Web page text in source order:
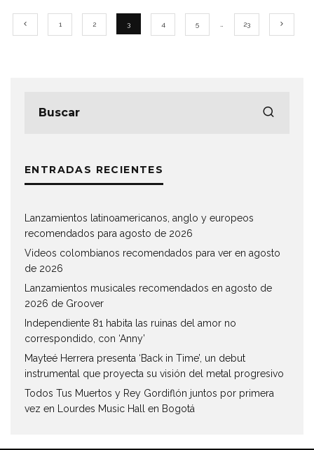
1 2 3 4 5 23
ENTRADAS RECIENTES
Lanzamientos latinoamericanos, anglo y europeos
recomendados para agosto de 2026
Videos colombianos recomendados para ver en agosto
de 2026
Lanzamientos musicales recomendados en agosto de
2026 de Groover
Independiente 81 habita las ruinas del amor no
correspondido, con ‘Anny’
Mayteé Herrera presenta ‘Back in Time’, un debut
instrumental que proyecta su visión del metal progresivo
Todos Tus Muertos y Rey Gordiflón juntos por primera
vez en Lourdes Music Hall en Bogotá